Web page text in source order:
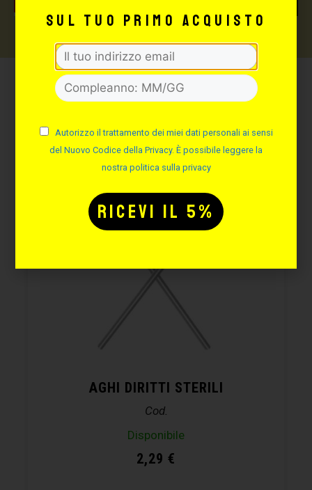
Potrebbe interessarti
AGHI DIRITTI STERILI
Cod.
Disponibile
2,29 €
sul tuo primo acquisto
Autorizzo il trattamento dei miei dati personali ai sensi
del Nuovo Codice della Privacy. È possibile leggere la
nostra politica sulla privacy